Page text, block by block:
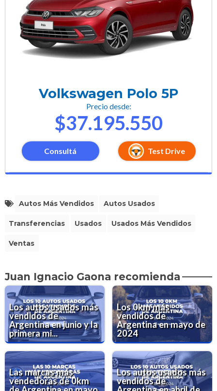
Volkswagen Polo 5P
Precio desde:
$37.195.550
Consultá Test Drive
Autos Más Vendidos Autos Usados
Transferencias Usados Usados Más Vendidos
Ventas
Juan Ignacio Gaona recomienda
Los autos usados más
vendidos de
Argentina en junio y la
primera mi...
Los 0km más
vendidos de
Argentina en mayo de
2024
Las marcas más
vendedoras de 0km
Los autos usados más
vendidos de